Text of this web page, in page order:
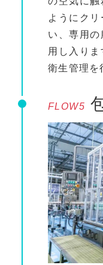
ようにク
い、専用
用し入り
衛生管理を
FLOW5